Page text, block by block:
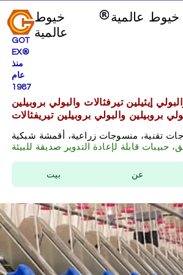
GOT
EX®
منذ
عام
1987
خيوط
عالمية
إيثيلين تيرفثالات والبولي بروبيلين
بروبيلين والبولي بروبيلين تيريفثالات
تقنية، منسوجات زراعية، أقمشة شبكية
حبيبات قابلة لإعادة التدوير صديقة للبيئة
خيوط عالمية
بيت عن